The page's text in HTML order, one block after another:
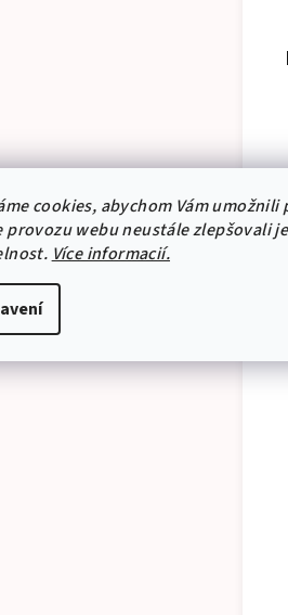
cookies, abychom Vám
provozu webu neustále zlepšovali
Více informacií.